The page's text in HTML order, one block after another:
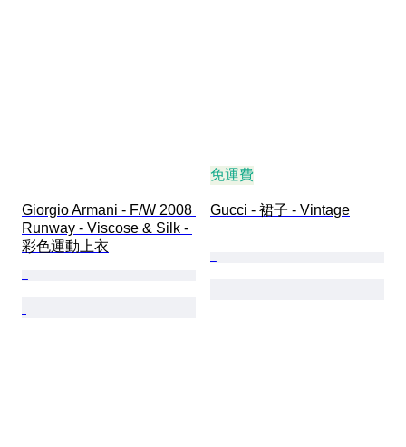
Giorgio Armani - F/W 2008
Runway - Viscose & Silk -
彩色運動上衣
免運費
Gucci - 裙子 - Vintage